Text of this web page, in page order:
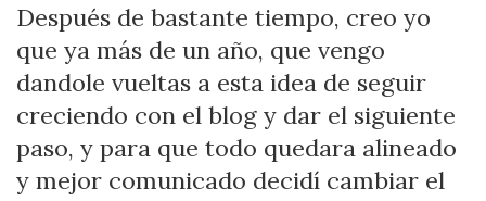
Después de bastante tiempo, creo yo
que ya más de un año, que vengo
dandole vueltas a esta idea de seguir
creciendo con el blog y dar el siguiente
paso, y para que todo quedara alineado
y mejor comunicado decidí cambiar el